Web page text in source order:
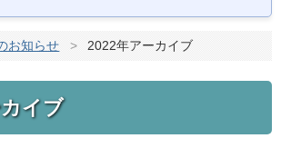
お知らせ > 2022年アーカイブ
イブ